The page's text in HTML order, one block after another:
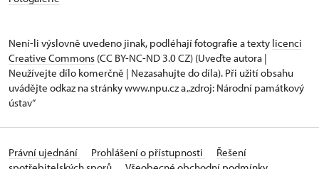
Není-li výslovně uvedeno jinak, podléhají fotografie a texty licenci
Creative Commons (CC BY-NC-ND 3.0 CZ) (Uveďte autora |
Neužívejte dílo komerčně | Nezasahujte do díla). Při užití obsahu
uvádějte odkaz na stránky www.npu.cz a „zdroj: Národní památkový
ústav“
Právní ujednání Prohlášení o přístupnosti
Řešení